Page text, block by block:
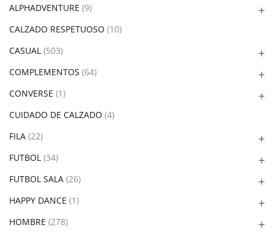
ALPHADVENTURE (9)
CALZADO RESPETUOSO (10)
CASUAL (503)
COMPLEMENTOS (64)
CONVERSE (1)
CUIDADO DE CALZADO (4)
FILA (22)
FUTBOL (34)
FUTBOL SALA (26)
HAPPY DANCE (1)
HOMBRE (278)